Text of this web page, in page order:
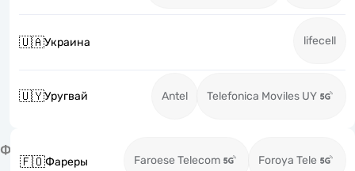
🇺🇦Украина lifecell
🇺🇾Уругвай Antel Telefonica Moviles UY
Ф
🇫🇴Фареры Faroese Telecom Foroya Tele